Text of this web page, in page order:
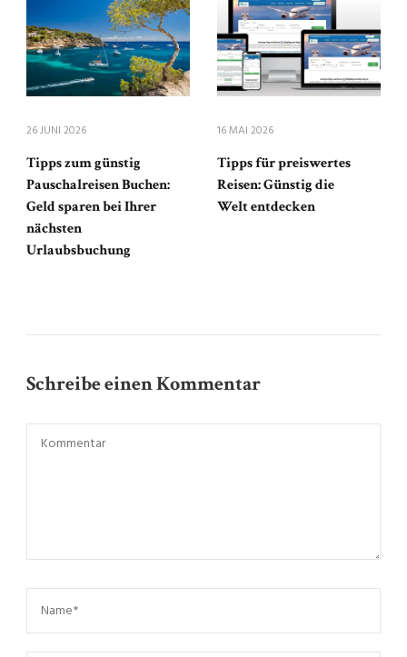
26 JUNI 2026
Tipps zum günstig
Pauschalreisen Buchen:
Geld sparen bei Ihrer
nächsten
Urlaubsbuchung
16 MAI 2026
Tipps für preiswertes
Reisen: Günstig die
Welt entdecken
Schreibe einen Kommentar